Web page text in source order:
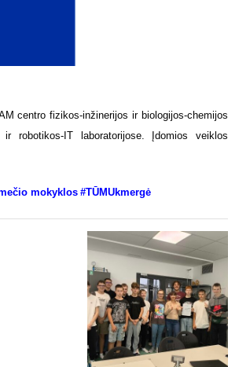
centro fizikos-inžinerijos ir biologijos-chemijos
robotikos-IT laboratorijose. Įdomios veiklos
mokyklos#TŪMUkmergė